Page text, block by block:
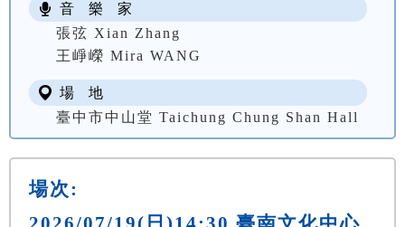
音 樂 家
張弦 Xian Zhang
王崢嶸 Mira WANG
場 地
臺中市中山堂 Taichung Chung Shan Hall
場次: